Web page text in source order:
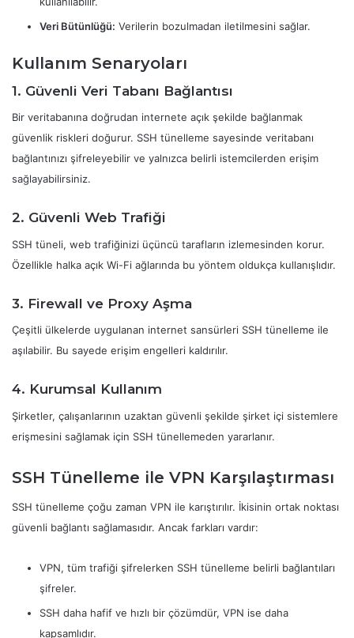
Veri Bütünlüğü: Verilerin bozulmadan iletilmesini sağlar.
Kullanım Senaryoları
1. Güvenli Veri Tabanı Bağlantısı
Bir veritabanına doğrudan internete açık şekilde bağlanmak
güvenlik riskleri doğurur. SSH tünelleme sayesinde veritabanı
bağlantınızı şifreleyebilir ve yalnızca belirli istemcilerden erişim
sağlayabilirsiniz.
2. Güvenli Web Trafiği
SSH tüneli, web trafiğinizi üçüncü tarafların izlemesinden korur.
Özellikle halka açık Wi-Fi ağlarında bu yöntem oldukça kullanışlıdır.
3. Firewall ve Proxy Aşma
Çeşitli ülkelerde uygulanan internet sansürleri SSH tünelleme ile
aşılabilir. Bu sayede erişim engelleri kaldırılır.
4. Kurumsal Kullanım
Şirketler, çalışanlarının uzaktan güvenli şekilde şirket içi sistemlere
erişmesini sağlamak için SSH tünellemeden yararlanır.
SSH Tünelleme ile VPN Karşılaştırması
SSH tünelleme çoğu zaman VPN ile karıştırılır. İkisinin ortak noktası
güvenli bağlantı sağlamasıdır. Ancak farkları vardır:
VPN, tüm trafiği şifrelerken SSH tünelleme belirli bağlantıları
şifreler.
SSH daha hafif ve hızlı bir çözümdür, VPN ise daha
kapsamlıdır.